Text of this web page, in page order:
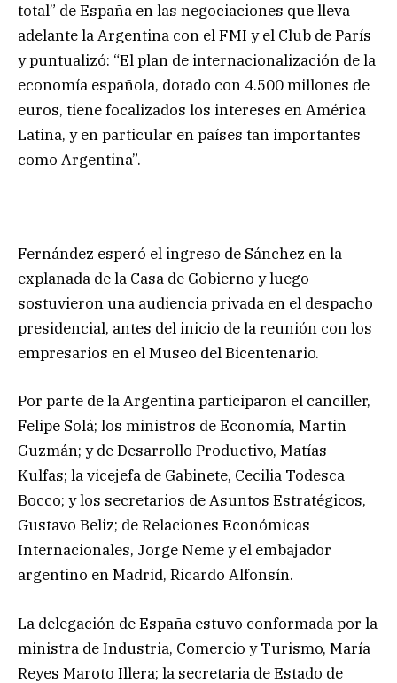
total” de España en las negociaciones que lleva
adelante la Argentina con el FMI y el Club de París
y puntualizó: “El plan de internacionalización de la
economía española, dotado con 4.500 millones de
euros, tiene focalizados los intereses en América
Latina, y en particular en países tan importantes
como Argentina”.
Fernández esperó el ingreso de Sánchez en la
explanada de la Casa de Gobierno y luego
sostuvieron una audiencia privada en el despacho
presidencial, antes del inicio de la reunión con los
empresarios en el Museo del Bicentenario.
Por parte de la Argentina participaron el canciller,
Felipe Solá; los ministros de Economía, Martin
Guzmán; y de Desarrollo Productivo, Matías
Kulfas; la vicejefa de Gabinete, Cecilia Todesca
Bocco; y los secretarios de Asuntos Estratégicos,
Gustavo Beliz; de Relaciones Económicas
Internacionales, Jorge Neme y el embajador
argentino en Madrid, Ricardo Alfonsín.
La delegación de España estuvo conformada por la
ministra de Industria, Comercio y Turismo, María
Reyes Maroto Illera; la secretaria de Estado de